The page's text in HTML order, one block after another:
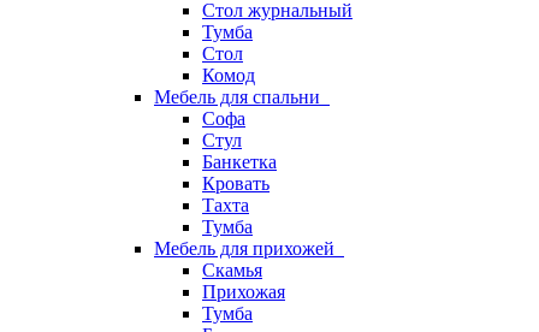
Стол журнальный
Тумба
Стол
Комод
Мебель для спальни
Софа
Стул
Банкетка
Кровать
Тахта
Тумба
Мебель для прихожей
Скамья
Прихожая
Тумба